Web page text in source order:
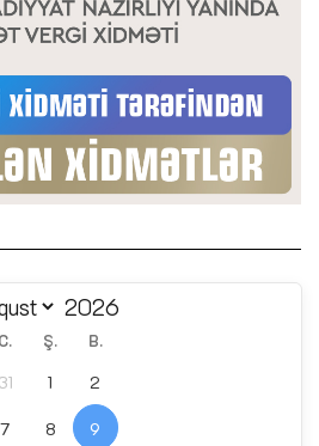
C. Ş. B.
31 1 2
7 8 9